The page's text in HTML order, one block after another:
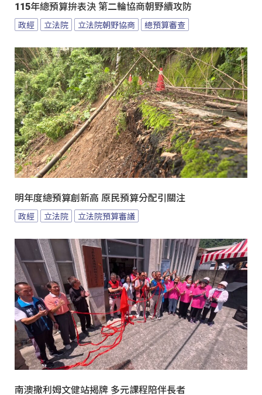
115年總預算拚表決 第二輪協商朝野續攻防
政經 立法院 立法院朝野協商 總預算審查
明年度總預算創新高 原民預算分配引關注
政經 立法院 立法院預算審議
南澳撒利姆文健站揭牌 多元課程陪伴長者